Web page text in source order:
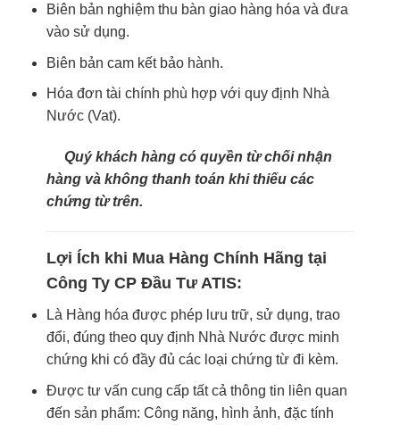
Biên bản nghiệm thu bàn giao hàng hóa và đưa
vào sử dụng.
Biên bản cam kết bảo hành.
Hóa đơn tài chính phù hợp với quy định Nhà
Nước (Vat).
Quý khách hàng có quyền từ chối nhận
hàng và không thanh toán khi thiếu các
chứng từ trên.
Lợi Ích khi Mua Hàng Chính Hãng tại
Công Ty CP Đầu Tư ATIS:
Là Hàng hóa được phép lưu trữ, sử dụng, trao
đổi, đúng theo quy định Nhà Nước được minh
chứng khi có đầy đủ các loại chứng từ đi kèm.
Được tư vấn cung cấp tất cả thông tin liên quan
đến sản phẩm: Công năng, hình ảnh, đặc tính